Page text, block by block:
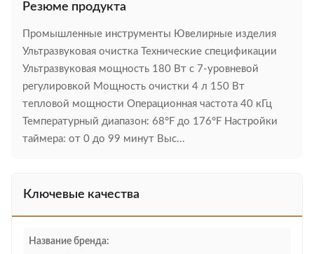
Резюме продукта
Промышленные инструменты Ювелирные изделия
Ультразвуковая очистка Технические спецификации
Ультразвуковая мощность 180 Вт с 7-уровневой
регулировкой Мощность очистки 4 л 150 Вт
тепловой мощности Операционная частота 40 кГц
Температурный диапазон: 68°F до 176°F Настройки
таймера: от 0 до 99 минут Выс...
Ключевые качества
Название бренда: